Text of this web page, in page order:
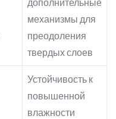
дополнительные
механизмы для
преодоления
твердых слоев
Устойчивость к
повышенной
влажности